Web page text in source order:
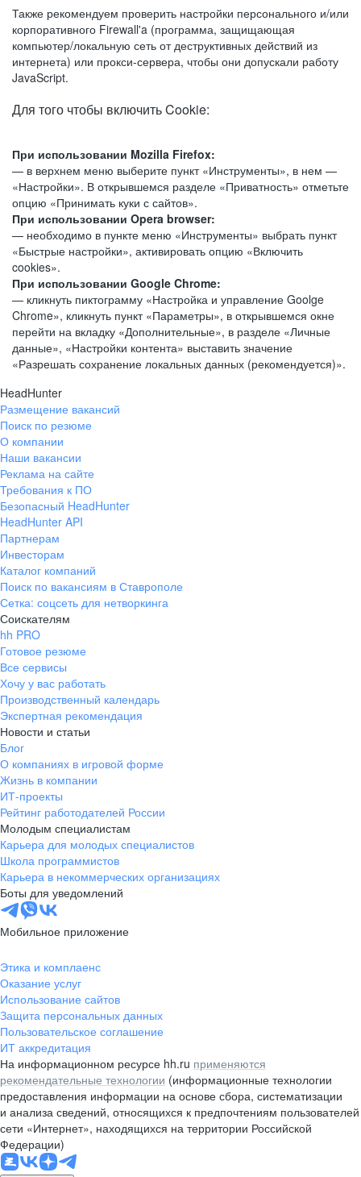
Также рекомендуем проверить настройки персонального и/или
корпоративного Firewall'a (программа, защищающая
компьютер/локальную сеть от деструктивных действий из
интернета) или прокси-сервера, чтобы они допускали работу
JavaScript.
Для того чтобы включить Cookie:
При использовании Mozilla Firefox:
— в верхнем меню выберите пункт «Инструменты», в нем —
«Настройки». В открывшемся разделе «Приватность» отметьте
опцию «Принимать куки с сайтов».
При использовании Opera browser:
— необходимо в пункте меню «Инструменты» выбрать пункт
«Быстрые настройки», активировать опцию «Включить
cookies».
При использовании Google Chrome:
— кликнуть пиктограмму «Настройка и управление Goolge
Chrome», кликнуть пункт «Параметры», в открывшемся окне
перейти на вкладку «Дополнительные», в разделе «Личные
данные», «Настройки контента» выставить значение
«Разрешать сохранение локальных данных (рекомендуется)».
HeadHunter
Размещение вакансий
Поиск по резюме
О компании
Наши вакансии
Реклама на сайте
Требования к ПО
Безопасный HeadHunter
HeadHunter API
Партнерам
Инвесторам
Каталог компаний
Поиск по вакансиям в Ставрополе
Сетка: соцсеть для нетворкинга
Соискателям
hh PRO
Готовое резюме
Все сервисы
Хочу у вас работать
Производственный календарь
Экспертная рекомендация
Новости и статьи
Блог
О компаниях в игровой форме
Жизнь в компании
ИТ-проекты
Рейтинг работодателей России
Молодым специалистам
Карьера для молодых специалистов
Школа программистов
Карьера в некоммерческих организациях
Боты для уведомлений
Мобильное приложение
Этика и комплаенс
Оказание услуг
Использование сайтов
Защита персональных данных
Пользовательское соглашение
ИТ аккредитация
На информационном ресурсе hh.ru применяются
рекомендательные технологии (информационные технологии
предоставления информации на основе сбора, систематизации
и анализа сведений, относящихся к предпочтениям пользователей
сети «Интернет», находящихся на территории Российской
Федерации)